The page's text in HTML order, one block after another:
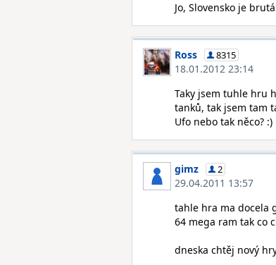
Jo, Slovensko je
Ross 8315
18.01.2012 23:14
Taky jsem tuhle hru
tanků, tak jsem tam
Ufo nebo tak něco? :)
gimz 2
29.04.2011 13:57
tahle hra ma docela
64 mega ram tak co
dneska chtěj nový